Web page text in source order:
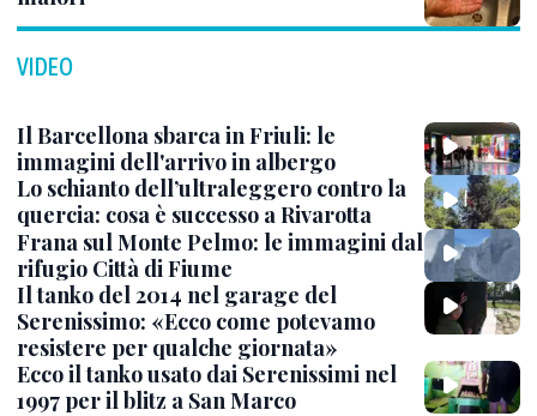
VIDEO
Il Barcellona sbarca in Friuli: le
immagini dell'arrivo in albergo
Lo schianto dell’ultraleggero contro la
quercia: cosa è successo a Rivarotta
Frana sul Monte Pelmo: le immagini dal
rifugio Città di Fiume
Il tanko del 2014 nel garage del
Serenissimo: «Ecco come potevamo
resistere per qualche giornata»
Ecco il tanko usato dai Serenissimi nel
1997 per il blitz a San Marco